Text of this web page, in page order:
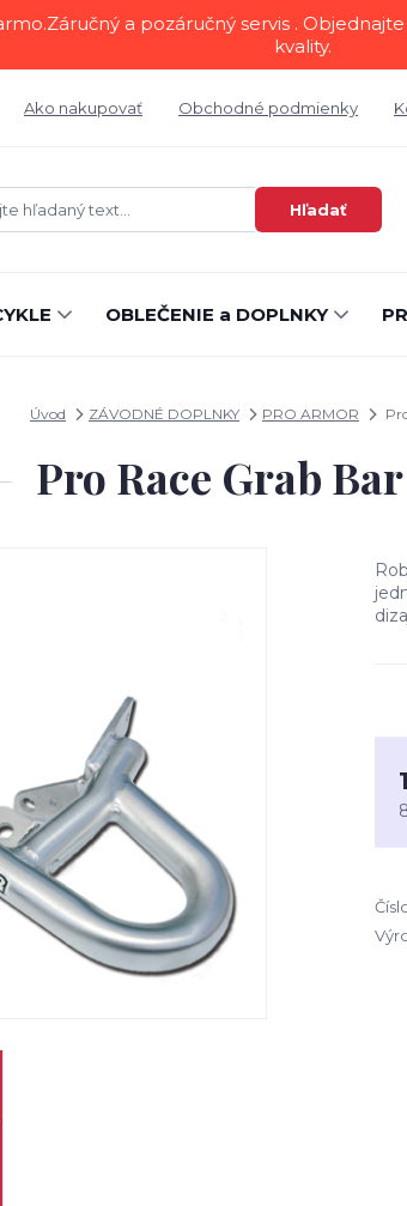
a pozáručný servis .
kvality.
Ako nakupovať Obchodné podmienky
Hľadať
OBLEČENIE a DOPLNKY
Úvod ZÁVODNÉ DOPLNKY PRO ARMOR
Pro Race Grab